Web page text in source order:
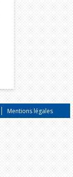
Mentions légales